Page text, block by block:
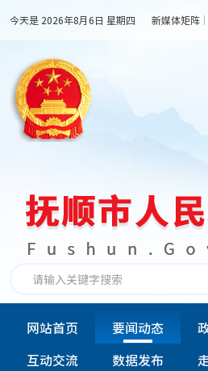
今天是 2026年8月6日 星期四 新媒体矩阵
网站首页 要闻动态
互动交流
数据发布